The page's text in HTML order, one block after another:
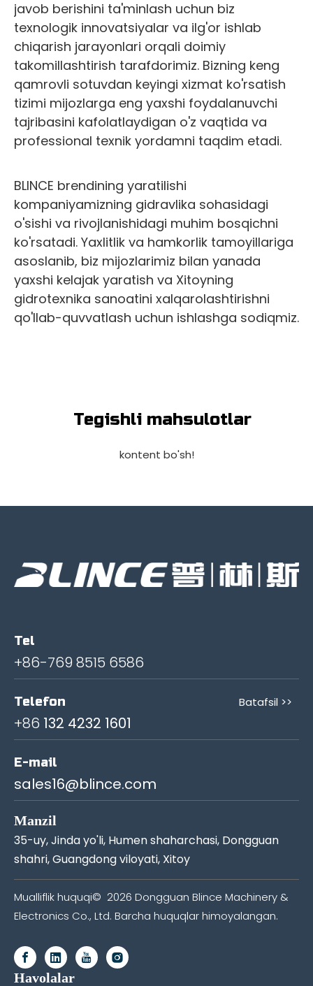
javob berishini ta'minlash uchun biz
texnologik innovatsiyalar va ilg'or ishlab
chiqarish jarayonlari orqali doimiy
takomillashtirish tarafdorimiz. Bizning keng
qamrovli sotuvdan keyingi xizmat ko'rsatish
tizimi mijozlarga eng yaxshi foydalanuvchi
tajribasini kafolatlaydigan o'z vaqtida va
professional texnik yordamni taqdim etadi.
BLINCE brendining yaratilishi
kompaniyamizning gidravlika sohasidagi
o'sishi va rivojlanishidagi muhim bosqichni
ko'rsatadi. Yaxlitlik va hamkorlik tamoyillariga
asoslanib, biz mijozlarimiz bilan yanada
yaxshi kelajak yaratish va Xitoyning
gidrotexnika sanoatini xalqarolashtirishni
qo'llab-quvvatlash uchun ishlashga sodiqmiz.
Tegishli mahsulotlar
kontent bo'sh!
Tel
+86-769 8515 6586
Telefon Batafsil >>
+86 132 4232 1601
E-mail
sales16@blince.com
Manzil
35-uy, Jinda yo'li, Humen shaharchasi, Dongguan
shahri, Guangdong viloyati, Xitoy
Mualliflik huquqi© 2026 Dongguan Blince Machinery &
Electronics Co., Ltd. Barcha huquqlar himoyalangan.
Havolalar